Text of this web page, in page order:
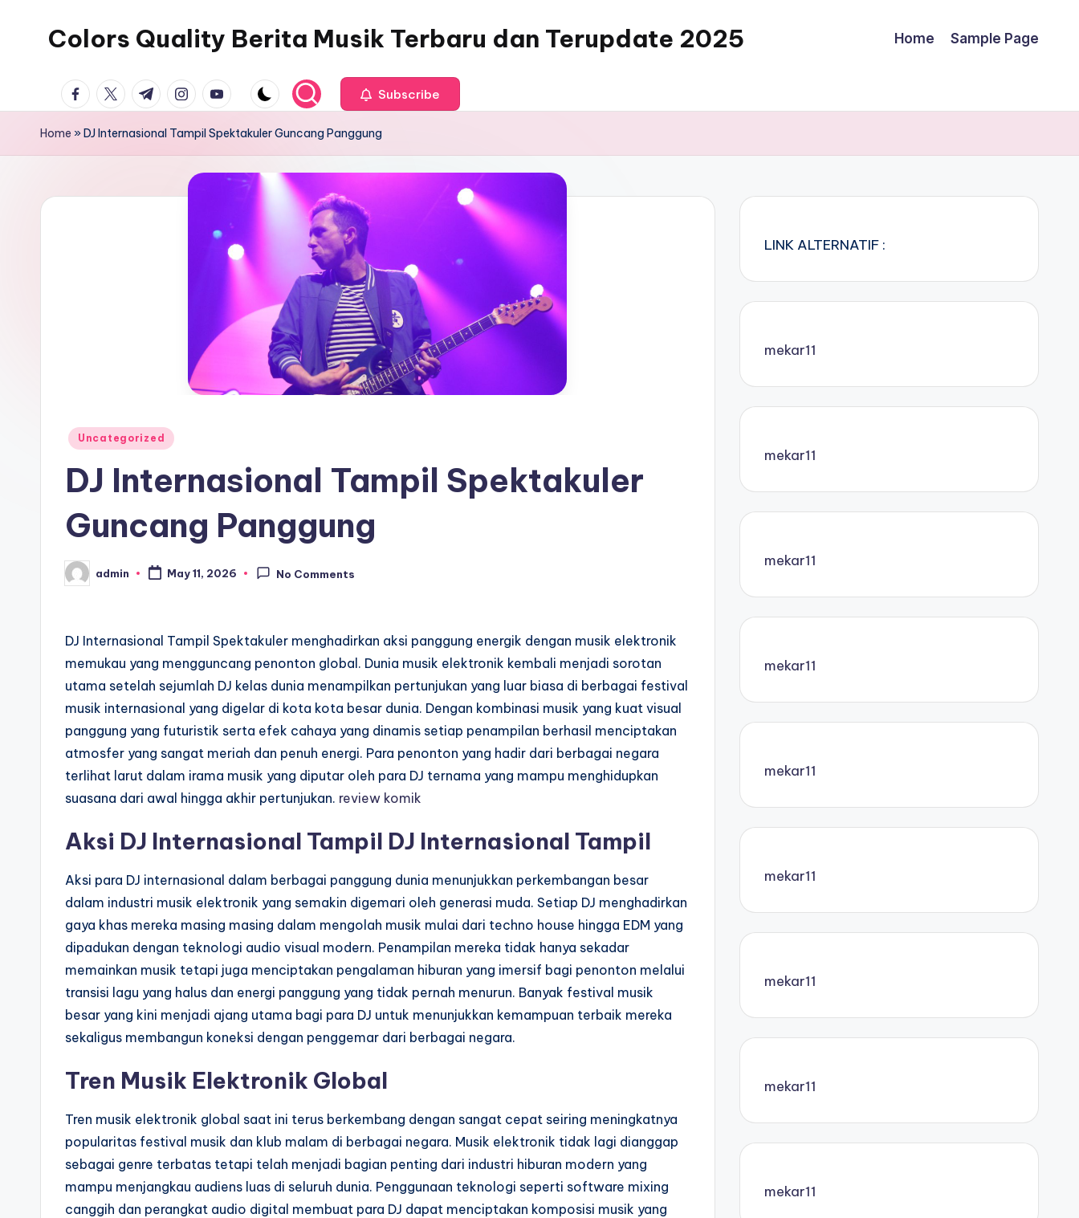
Colors Quality Berita Musik Terbaru dan Terupdate 2025 Home Sample Page
facebook.com
twitter.com
t.me instagram.com
youtube.com Subscribe
Home »DJ Internasional Tampil Spektakuler Guncang Panggung
Posted
Uncategorized
DJ Internasional Tampil Spektakuler
Guncang Panggung
Posted
by
admin May 11, 2026 No Comments
DJ Internasional Tampil Spektakuler menghadirkan aksi panggung energik dengan musik elektronik
memukau yang mengguncang penonton global. Dunia musik elektronik kembali menjadi sorotan
utama setelah sejumlah DJ kelas dunia menampilkan pertunjukan yang luar biasa di berbagai festival
musik internasional yang digelar di kota kota besar dunia. Dengan kombinasi musik yang kuat visual
panggung yang futuristik serta efek cahaya yang dinamis setiap penampilan berhasil menciptakan
atmosfer yang sangat meriah dan penuh energi. Para penonton yang hadir dari berbagai negara
terlihat larut dalam irama musik yang diputar oleh para DJ ternama yang mampu menghidupkan
suasana dari awal hingga akhir pertunjukan. review komik
Aksi DJ Internasional Tampil DJ Internasional Tampil
Aksi para DJ internasional dalam berbagai panggung dunia menunjukkan perkembangan besar
dalam industri musik elektronik yang semakin digemari oleh generasi muda. Setiap DJ menghadirkan
gaya khas mereka masing masing dalam mengolah musik mulai dari techno house hingga EDM yang
dipadukan dengan teknologi audio visual modern. Penampilan mereka tidak hanya sekadar
memainkan musik tetapi juga menciptakan pengalaman hiburan yang imersif bagi penonton melalui
transisi lagu yang halus dan energi panggung yang tidak pernah menurun. Banyak festival musik
besar yang kini menjadi ajang utama bagi para DJ untuk menunjukkan kemampuan terbaik mereka
sekaligus membangun koneksi dengan penggemar dari berbagai negara.
Tren Musik Elektronik Global
Tren musik elektronik global saat ini terus berkembang dengan sangat cepat seiring meningkatnya
popularitas festival musik dan klub malam di berbagai negara. Musik elektronik tidak lagi dianggap
sebagai genre terbatas tetapi telah menjadi bagian penting dari industri hiburan modern yang
mampu menjangkau audiens luas di seluruh dunia. Penggunaan teknologi seperti software mixing
canggih dan perangkat audio digital membuat para DJ dapat menciptakan komposisi musik yang
LINK ALTERNATIF :
mekar11
mekar11
mekar11
mekar11
mekar11
mekar11
mekar11
mekar11
mekar11